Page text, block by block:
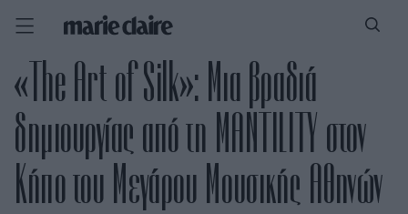
«The Art of Silk»: Μια βραδιά
δημιουργίας από τη MANTILITY στον
Κήπο του Μεγάρου Μουσικής Αθηνών